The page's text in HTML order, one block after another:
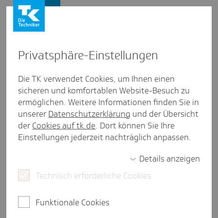
Ausstrah­lung: Wann deut­sches
Sozi­al­ver­si­che­rungs­recht gilt
und wann Doppel­bei­träge
eine Minute Lesezeit
Firmenkunden TK-Service Ausland
Privat­sphäre-Einstel­lungen
Die TK verwendet Cookies, um Ihnen einen
sicheren und komfortablen Website-Besuch zu
ermöglichen. Weitere Informationen finden Sie in
unserer Datenschutzerklärung und der Übersicht
der Cookies auf tk.de. Dort können Sie Ihre
Einstellungen jederzeit nachträglich anpassen.
Details anzeigen
Technisch erforderliche Cookies
Funktionale Cookies